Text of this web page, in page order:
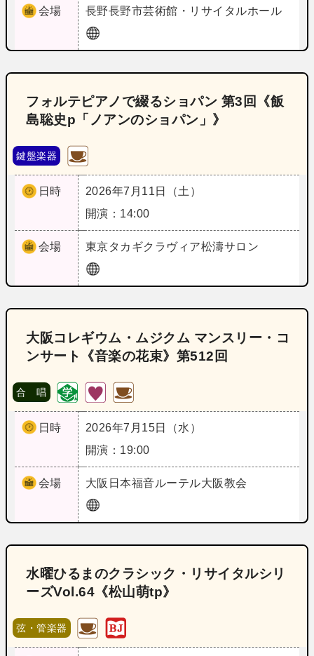
会場 長野長野市芸術館・リサイタルホール
フォルテピアノで綴るショパン 第3回《飯
島聡史p「ノアンのショパン」》
鍵盤楽器
日時
2026年7月11日（土）
開演：14:00
会場 東京タカギクラヴィア松濤サロン
大阪コレギウム・ムジクム マンスリー・コ
ンサート《音楽の花束》第512回
合 唱
日時
2026年7月15日（水）
開演：19:00
会場 大阪 日本福音ルーテル大阪教会
水曜ひるまのクラシック・リサイタルシリ
ーズVol.64《松山萌tp》
弦・管楽器